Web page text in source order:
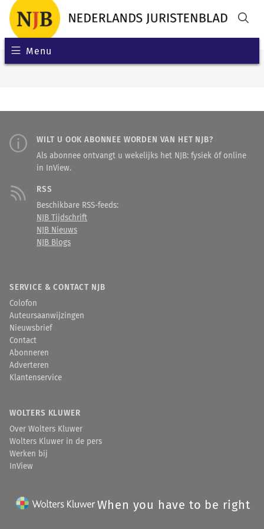
Menu
WILT U OOK ABONNEE WORDEN VAN HET NJB?
Als abonnee ontvangt u wekelijks het NJB: fysiek óf online
in InView.
RSS
Beschikbare RSS-feeds:
NJB Tijdschrift
NJB Nieuws
NJB Blogs
SERVICE & CONTACT NJB
Colofon
Auteursaanwijzingen
Nieuwsbrief
Contact
Abonneren
Adverteren
Klantenservice
WOLTERS KLUWER
Over Wolters Kluwer
Wolters Kluwer in de pers
Werken bij
InView
When you have to be right